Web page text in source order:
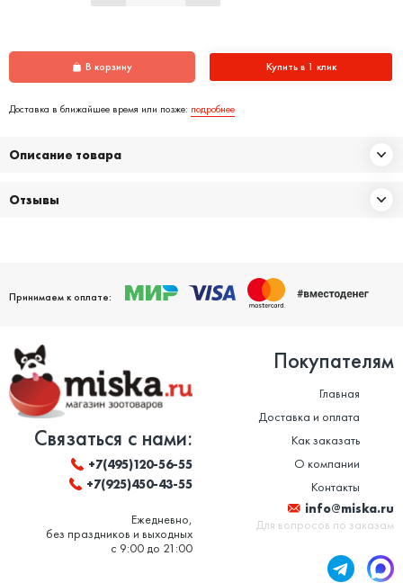
В корзину Купить в 1 клик
Доставка в ближайшее время или позже: подробнее
Описание товара
Отзывы
Принимаем к оплате:
Связаться с нами:
+7(495)120-56-55
+7(925)450-43-55
Ежедневно,
без праздников и выходных
с 9:00 до 21:00
Покупателям
Главная
Доставка и оплата
Как заказать
О компании
Контакты
info@miska.ru
Для вопросов по заказам